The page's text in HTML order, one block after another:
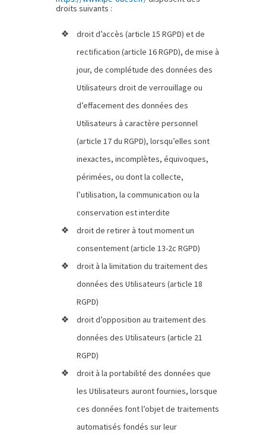
droits suivants :
droit d’accès (article 15 RGPD) et de
rectification (article 16 RGPD), de mise à
jour, de complétude des données des
Utilisateurs droit de verrouillage ou
d’effacement des données des
Utilisateurs à caractère personnel
(article 17 du RGPD), lorsqu’elles sont
inexactes, incomplètes, équivoques,
périmées, ou dont la collecte,
l’utilisation, la communication ou la
conservation est interdite
droit de retirer à tout moment un
consentement (article 13-2c RGPD)
droit à la limitation du traitement des
données des Utilisateurs (article 18
RGPD)
droit d’opposition au traitement des
données des Utilisateurs (article 21
RGPD)
droit à la portabilité des données que
les Utilisateurs auront fournies, lorsque
ces données font l’objet de traitements
automatisés fondés sur leur